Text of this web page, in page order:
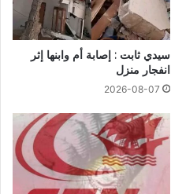
سيدي ثابت : إصابة أم وابنها إثر
انفجار منزل
2026-08-07